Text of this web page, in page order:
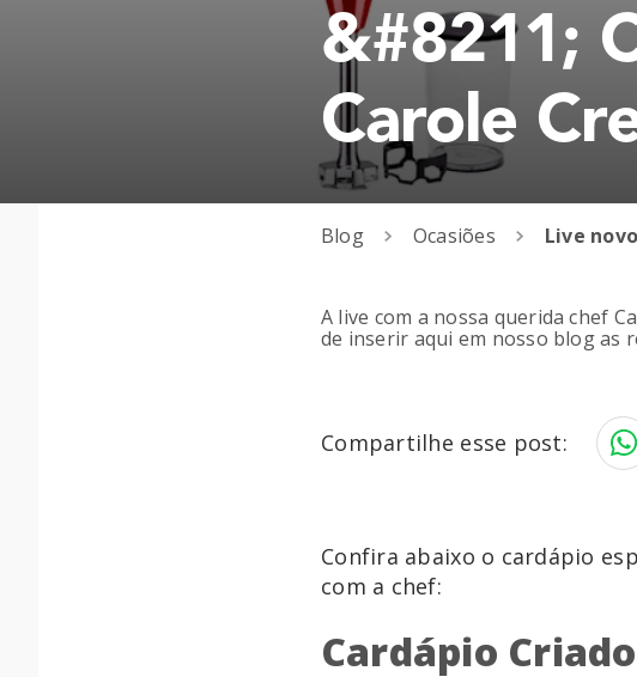
&#8211;
Carole
Blog Ocasiões
A live com a nossa querida chef
de inserir aqui em nosso blog as
Compartilhe esse post:
Confira abaixo o cardápio
com a chef:
Cardápio